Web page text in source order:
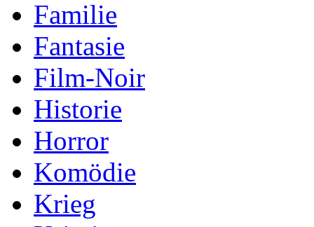
Familie
Fantasie
Film-Noir
Historie
Horror
Komödie
Krieg